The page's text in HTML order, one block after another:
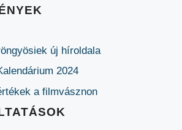
új híroldala
2024
a filmvásznon